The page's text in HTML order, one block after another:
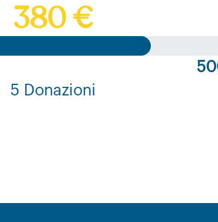
380 €
5 Donazioni